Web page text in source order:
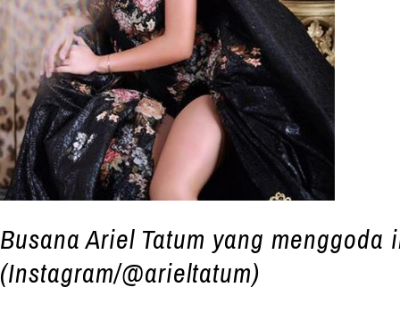
Busana Ariel Tatum yang menggoda
(Instagram/@arieltatum)